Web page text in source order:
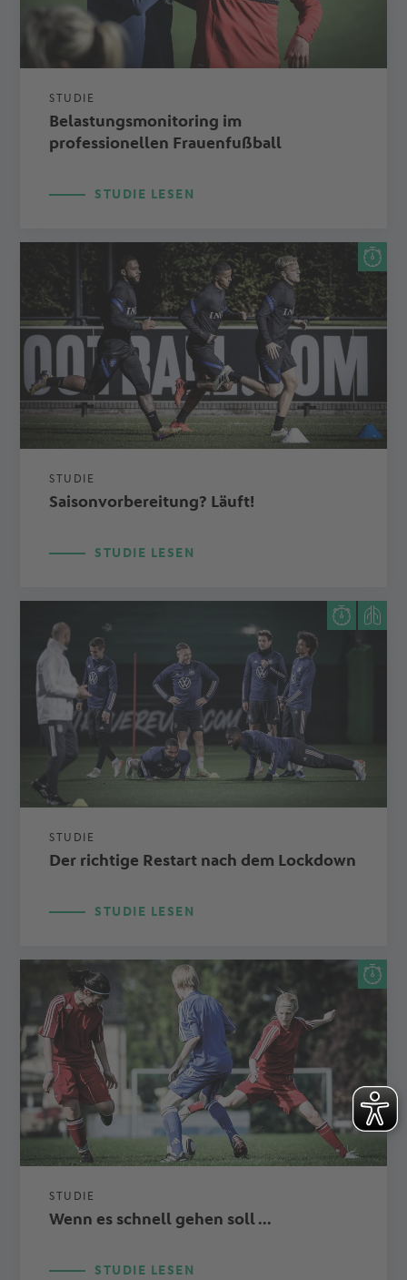
STUDIE
Belastungsmonitoring im
professionellen Frauenfußball
STUDIE LESEN
STUDIE
Saisonvorbereitung? Läuft!
STUDIE LESEN
STUDIE
Der richtige Restart nach dem Lockdown
STUDIE LESEN
STUDIE
Wenn es schnell gehen soll ...
STUDIE LESEN